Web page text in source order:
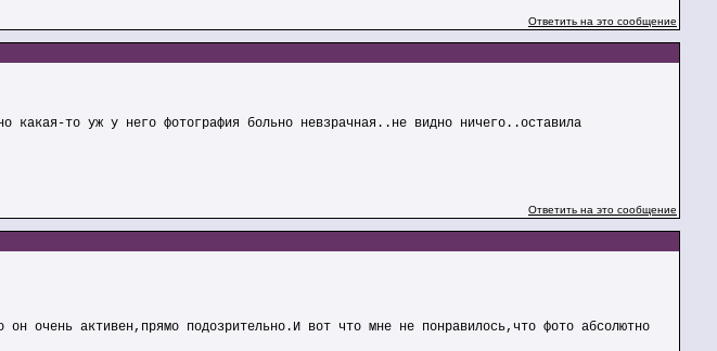
Ответить на это сообщение
то уж у него фотография больно невзрачная..не видно ничего..оставила
Ответить на это сообщение
очень активен,прямо подозрительно.И вот что мне не понравилось,что фото абсолютно